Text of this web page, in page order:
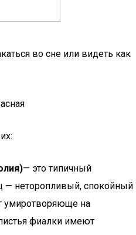
во сне или видеть как
— это типичный
— неторопливый, спокойный
умиротворяюще на
фиалки имеют